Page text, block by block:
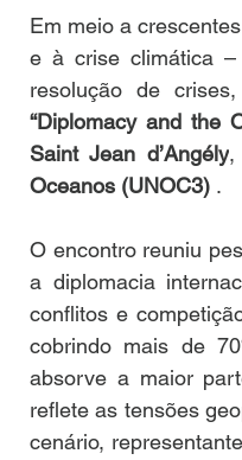
Em meio a
e à crise climática –
“Diplomacy and the
Saint Jean d’Angély,
Oceanos (UNOC3) .
O encontro reuniu
a diplomacia
conflitos e
cobrindo mais de
absorve a maior
reflete as tensões
cenário,